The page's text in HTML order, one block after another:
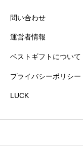
問い合わせ
運営者情報
ベストギフトについて
プライバシーポリシー
LUCK